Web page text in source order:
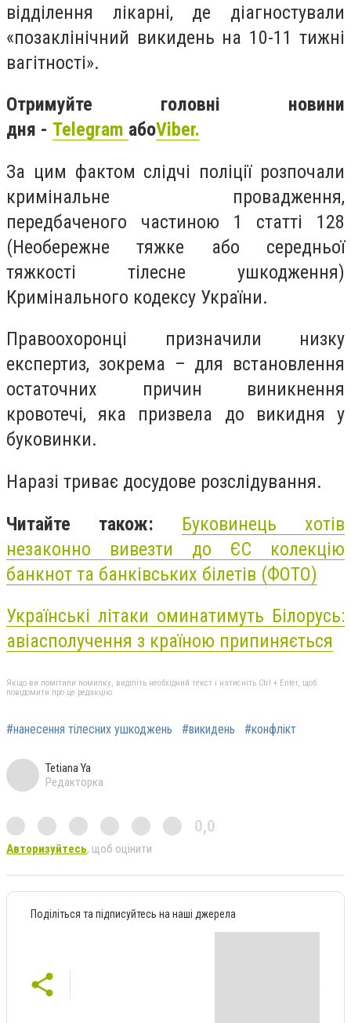
відділення лікарні, де діагностували
«позаклінічний викидень на 10-11 тижні
вагітності».
Отримуйте головні новини
дня - Telegram абоViber.
За цим фактом слідчі поліції розпочали
кримінальне провадження,
передбаченого частиною 1 статті 128
(Необережне тяжке або середньої
тяжкості тілесне ушкодження)
Кримінального кодексу України.
Правоохоронці призначили низку
експертиз, зокрема – для встановлення
остаточних причин виникнення
кровотечі, яка призвела до викидня у
буковинки.
Наразі триває досудове розслідування.
Читайте також: Буковинець хотів
незаконно вивезти до ЄС колекцію
банкнот та банківських білетів (ФОТО)
Українські літаки оминатимуть Білорусь:
авіасполучення з країною припиняється
Якщо ви помітили помилку, виділіть необхідний текст і натисніть Ctrl + Enter, щоб
повідомити про це редакцію
#нанесення тілесних ушкоджень #викидень #конфлікт
Tetiana Ya
Редакторка
0,0
Авторизуйтесь, щоб оцінити
Поділіться та підписуйтесь на наші джерела